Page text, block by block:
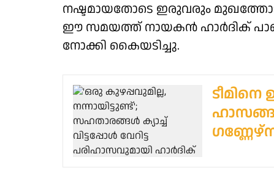
നഷ്ടമായതോടെ ഇരുവരും
ഈ സമയത്ത് നായകൻ ഹാർദിക്
നോക്കി കൈയടിച്ചു.